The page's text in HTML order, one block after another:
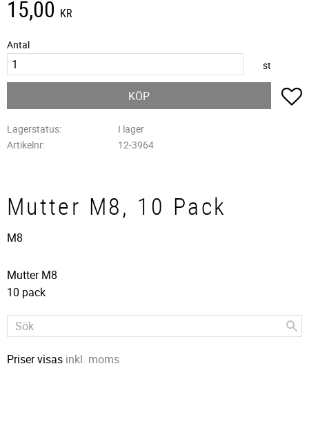
15,00 KR
Antal
st
KÖP
Lagerstatus
I lager
Artikelnr
12-3964
Mutter M8, 10 Pack
M8
Mutter M8
10 pack
Priser visas inkl. moms